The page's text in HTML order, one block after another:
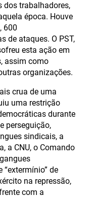
dos trabalhadores,
época. Houve
600
de ataques. O PST,
esta ação em
assim como
organizações.
crua de uma
uma restrição
durante
perseguição,
sindicais, a
a CNU, o Comando
“extermínio” de
na repressão,
com a